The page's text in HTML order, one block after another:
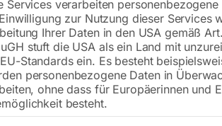
Tischplatte
Bohrung ø28
Gitter 100×100
Services verarbeiten
zur Nutzung dieser Services
Ihrer Daten in den USA gemäß
stuft die USA als ein Land mit
Standards ein. Es besteht
personenbezogene Daten in
ohne dass für Europäerinnen und
besteht.